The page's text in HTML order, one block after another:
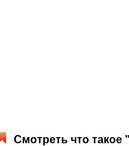
Смотреть что